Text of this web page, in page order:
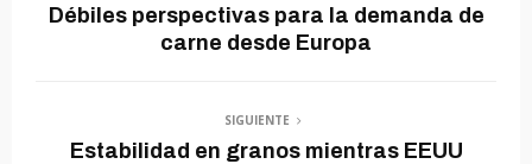
Débiles perspectivas para la demanda de
carne desde Europa
SIGUIENTE
Estabilidad en granos mientras EEUU